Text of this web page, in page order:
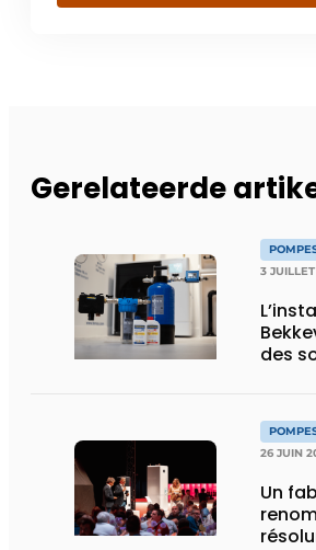
Gerelateerde
3
des
chauffage
26 JUIN
Un